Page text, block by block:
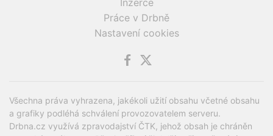
Práce v Drbně
Nastavení cookies
Všechna práva vyhrazena, jakékoli užití obsahu včetné obsahu
a grafiky podléhá schválení provozovatelem serveru.
Drbna.cz využívá zpravodajství ČTK, jehož obsah je chráněn